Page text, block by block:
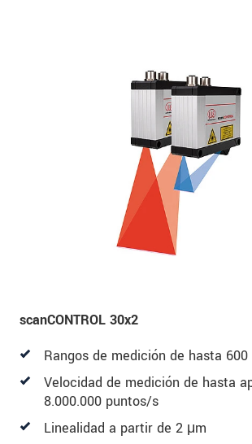
scanCONTROL 30x2
Rangos de medición de hasta
Velocidad de medición de hasta
8.000.000 puntos/s
Linealidad a partir de 2 μm